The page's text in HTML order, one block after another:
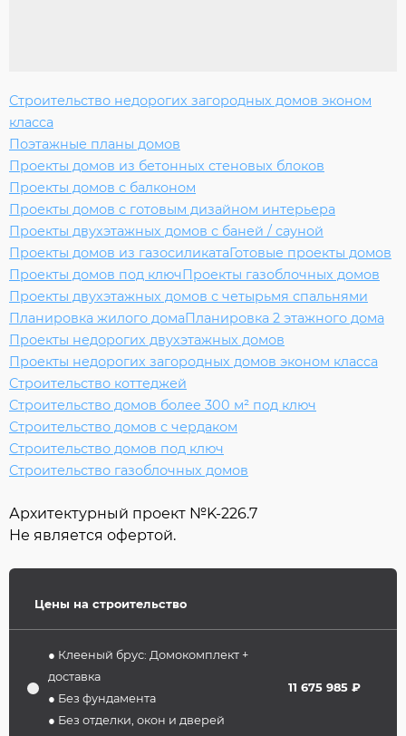
Строительство недорогих загородных домов эконом
класса
Поэтажные планы домов
Проекты домов из бетонных стеновых блоков
Проекты домов с балконом
Проекты домов с готовым дизайном интерьера
Проекты двухэтажных домов с баней / сауной
Проекты домов из газосиликатаГотовые проекты домов
Проекты домов под ключПроекты газоблочных домов
Проекты двухэтажных домов с четырьмя спальнями
Планировка жилого домаПланировка 2 этажного дома
Проекты недорогих двухэтажных домов
Проекты недорогих загородных домов эконом класса
Строительство коттеджей
Строительство домов более 300 м² под ключ
Строительство домов с чердаком
Строительство домов под ключ
Строительство газоблочных домов
Архитектурный проект №K-226.7
Не является офертой.
Цены на строительство
● Клееный брус: Домокомплект +
доставка
● Без фундамента
● Без отделки, окон и дверей
11 675 985 ₽